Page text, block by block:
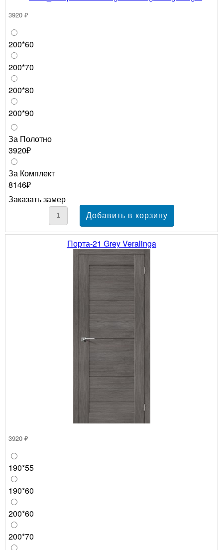
3920 ₽
200*60
200*70
200*80
200*90
За Полотно
3920₽
За Комплект
8146₽
Заказать замер
Порта-21 Grey Veralinga
3920 ₽
190*55
190*60
200*60
200*70